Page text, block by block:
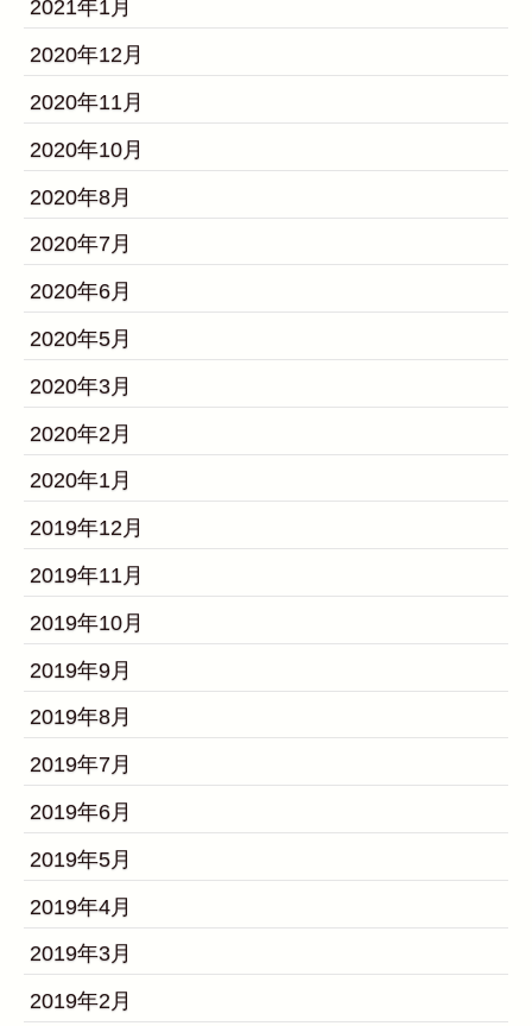
2021年1月
2020年12月
2020年11月
2020年10月
2020年8月
2020年7月
2020年6月
2020年5月
2020年3月
2020年2月
2020年1月
2019年12月
2019年11月
2019年10月
2019年9月
2019年8月
2019年7月
2019年6月
2019年5月
2019年4月
2019年3月
2019年2月